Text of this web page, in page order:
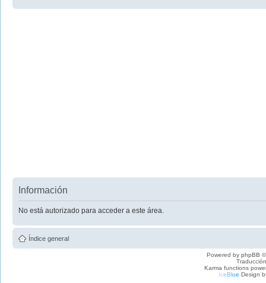
Información
No está autorizado para acceder a este área.
Índice general
Powered by phpBB
Karma functions
IceBlue Design